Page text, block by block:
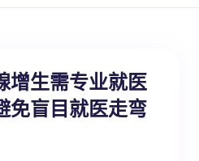
增生需专业就医
免盲目就医走弯